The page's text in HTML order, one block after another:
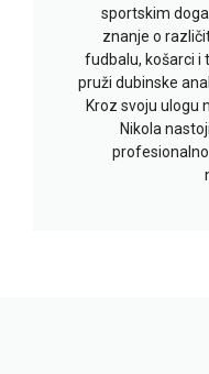
sportskim
znanje o
fudbalu, košarci i
pruži dubinske
Kroz svoju ulogu
Nikola